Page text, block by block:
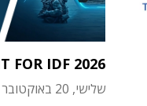
FOR IDF 2026
שלישי, 20 באוקטובר 2026